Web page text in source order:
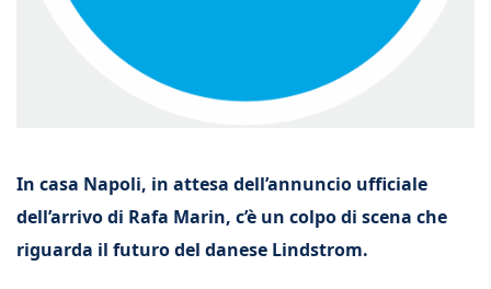
In casa Napoli, in attesa dell’annuncio ufficiale
dell’arrivo di Rafa Marin, c’è un colpo di scena che
riguarda il futuro del danese Lindstrom.